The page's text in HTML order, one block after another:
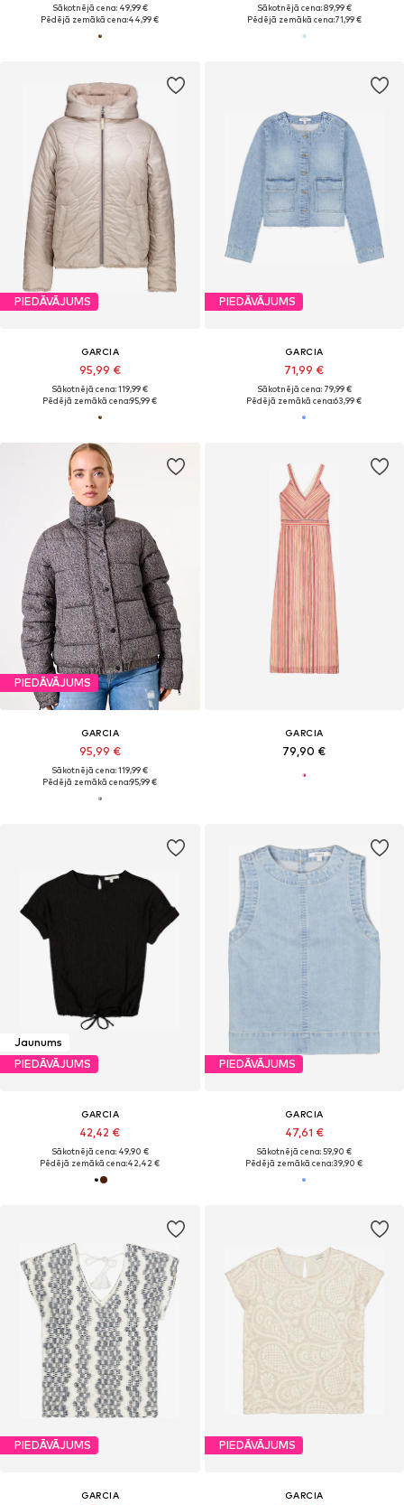
Sākotnējā cena: 49,99 €
Pēdējā zemākā cena:44,99 €
Sākotnējā cena: 89,99 €
Pēdējā zemākā cena:71,99 €
PIEDĀVĀJUMS
GARCIA
95,99 €
Sākotnējā cena: 119,99 €
Pēdējā zemākā cena:95,99 €
PIEDĀVĀJUMS
GARCIA
71,99 €
Sākotnējā cena: 79,99 €
Pēdējā zemākā cena:63,99 €
PIEDĀVĀJUMS
GARCIA
95,99 €
Sākotnējā cena: 119,99 €
Pēdējā zemākā cena:95,99 €
GARCIA
79,90 €
Jaunums
PIEDĀVĀJUMS
GARCIA
42,42 €
Sākotnējā cena: 49,90 €
Pēdējā zemākā cena:42,42 €
PIEDĀVĀJUMS
GARCIA
47,61 €
Sākotnējā cena: 59,90 €
Pēdējā zemākā cena:39,90 €
PIEDĀVĀJUMS
GARCIA
PIEDĀVĀJUMS
GARCIA